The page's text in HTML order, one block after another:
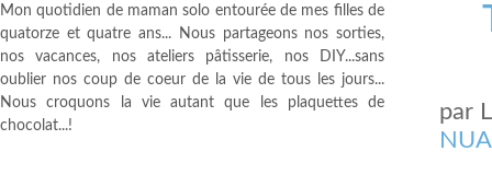
par
Mon quotidien de maman solo entourée de mes filles de
quatorze et quatre ans... Nous partageons nos sorties,
nos vacances, nos ateliers pâtisserie, nos DIY...sans
oublier nos coup de coeur de la vie de tous les jours...
Nous croquons la vie autant que les plaquettes de
chocolat...!